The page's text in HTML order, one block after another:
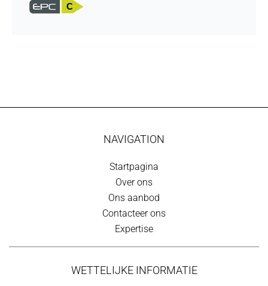
C
NAVIGATION
Startpagina
Over ons
Ons aanbod
Contacteer ons
Expertise
WETTELIJKE INFORMATIE